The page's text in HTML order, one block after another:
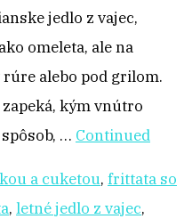
jedlo z vajec,
omeleta, ale na
alebo pod grilom.
kým vnútro
… Continued
a cuketou, frittata so
, letné jedlo z vajec,